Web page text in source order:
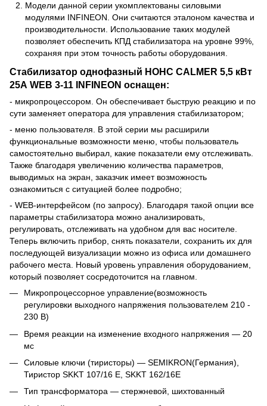
Модели данной серии укомплектованы силовыми
модулями INFINEON. Они считаются эталоном качества и
производительности. Использование таких модулей
позволяет обеспечить КПД стабилизатора на уровне 99%,
сохраняя при этом точность работы оборудования.
Стабилизатор однофазный НОНС CALMER 5,5 кВт
25А WEB 3-11 INFINEON оснащен:
- микропроцессором. Он обеспечивает быструю реакцию и по
сути заменяет оператора для управления стабилизатором;
- меню пользователя. В этой серии мы расширили
функциональные возможности меню, чтобы пользователь
самостоятельно выбирал, какие показатели ему отслеживать.
Также благодаря увеличению количества параметров,
выводимых на экран, заказчик имеет возможность
ознакомиться с ситуацией более подробно;
- WEB-интерфейсом (по запросу). Благодаря такой опции все
параметры стабилизатора можно анализировать,
регулировать, отслеживать на удобном для вас носителе.
Теперь включить прибор, снять показатели, сохранить их для
последующей визуализации можно из офиса или домашнего
рабочего места. Новый уровень управления оборудованием,
который позволяет сосредоточится на главном.
Микропроцессорное управление(возможность
регулировки выходного напряжения пользователем 210 -
230 В)
Время реакции на изменение входного напряжения — 20
мс
Силовые ключи (тиристоры) — SEMIKRON(Германия),
Тиристор SKKT 107/16 E, SKKT 162/16E
Тип трансформатора — стержневой, шихтованный